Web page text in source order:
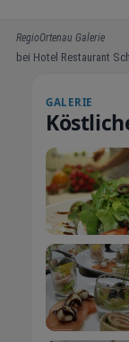
RegioOrtenau Galerie
bei Hotel Restaurant
GALERIE